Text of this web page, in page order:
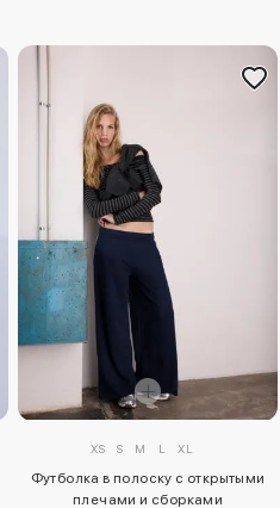
XS S M L XL
Футболка в полоску с открытыми
плечами и сборками